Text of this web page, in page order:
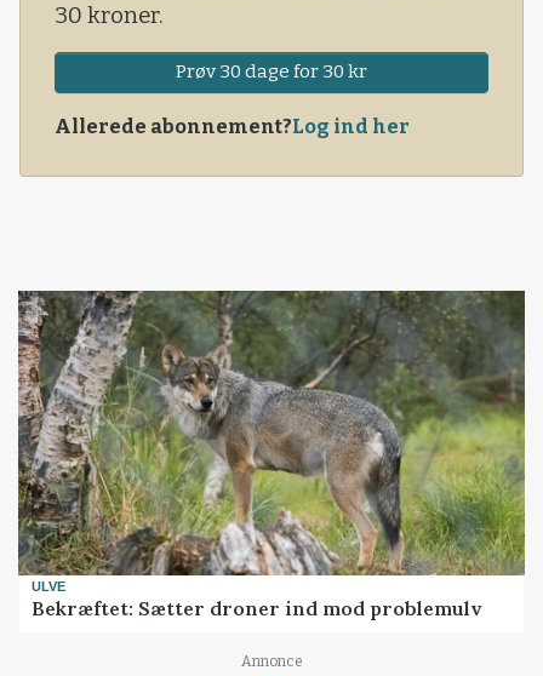
30 kroner.
Prøv 30 dage for 30 kr
Allerede abonnement?Log ind her
ULVE
Bekræftet: Sætter droner ind mod problemulv
Annonce